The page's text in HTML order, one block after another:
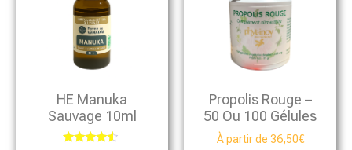
HE Manuka
Sauvage 10ml
Propolis Rouge –
50 Ou 100 Gélules
À partir de 36,50€